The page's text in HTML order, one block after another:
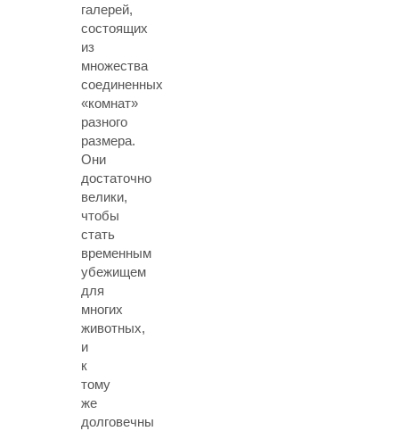
галерей,
состоящих
из
множества
соединенных
«комнат»
разного
размера.
Они
достаточно
велики,
чтобы
стать
временным
убежищем
для
многих
животных,
и
к
тому
же
долговечны